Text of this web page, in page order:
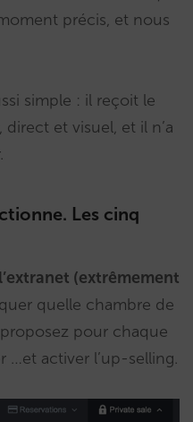
précis, et nous
simple : il reçoit le
et visuel, et il n’a
Les cinq
(extrêmement
quelle chambre de
pour chaque
…et activer l’up-selling.